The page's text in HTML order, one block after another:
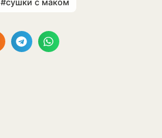
#сушки с маком